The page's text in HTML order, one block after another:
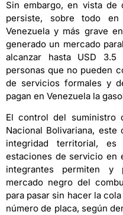
Sin embargo, en vista de
persiste, sobre todo
Venezuela y más grave
generado un mercado
alcanzar hasta USD
personas que no pueden
de servicios formales y
pagan en Venezuela la
El control del suministro
Nacional Bolivariana,
integridad territorial,
estaciones de servicio en
integrantes permiten y
mercado negro del
para pasar sin hacer la
número de placa, según